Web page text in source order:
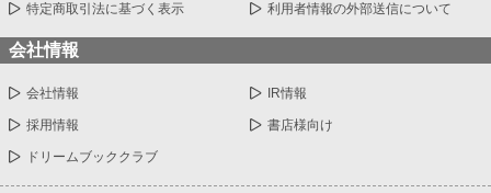
特定商取引法に基づく表示 利用者情報の外部送信について
会社情報
会社情報 IR情報
採用情報 書店様向け
ドリームブッククラブ